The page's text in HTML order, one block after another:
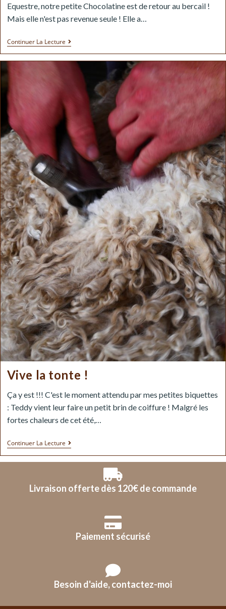
Equestre, notre petite Chocolatine est de retour au bercail !
Mais elle n'est pas revenue seule ! Elle a…
Continuer La Lecture
Vive la tonte !
Ça y est !!! C'est le moment attendu par mes petites biquettes
: Teddy vient leur faire un petit brin de coiffure ! Malgré les
fortes chaleurs de cet été,…
Continuer La Lecture
Livraison offerte dès 120€ de commande
Paiement sécurisé
Besoin d'aide, contactez-moi